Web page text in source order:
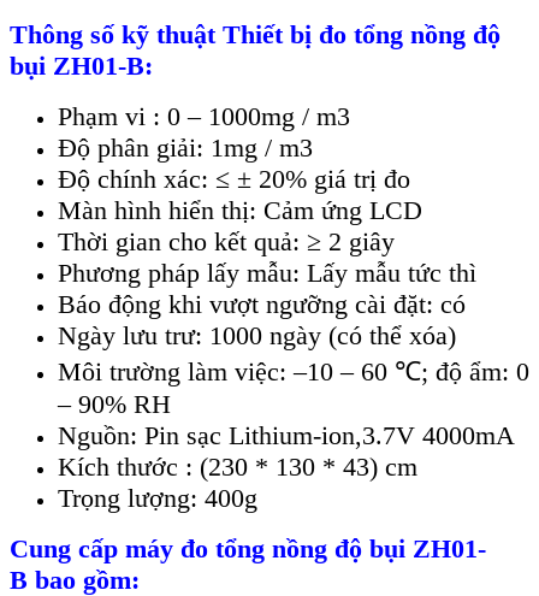
Thông số kỹ thuật Thiết bị đo tổng nồng độ
bụi ZH01-B:
Phạm vi : 0–1000mg / m3
Độ phân giải: 1mg / m3
Độ chính xác: ≤ ± 20% giá trị đo
Màn hình hiển thị: Cảm ứng LCD
Thời gian cho kết quả: ≥ 2 giây
Phương pháp lấy mẫu: Lấy mẫu tức thì
Báo động khi vượt ngưỡng cài đặt: có
Ngày lưu trư: 1000 ngày (có thể xóa)
Môi trường làm việc: –10 –60 ℃; độ ẩm: 0
– 90% RH
Nguồn: Pin sạc Lithium-ion,3.7V 4000mA
Kích thước : (230 * 130 * 43) cm
Trọng lượng: 400g
Cung cấp máy đo tổng nồng độ bụi ZH01-
B bao gồm: